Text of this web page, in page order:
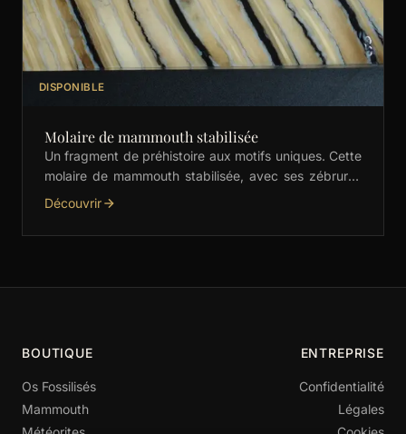
DISPONIBLE
Molaire de mammouth stabilisée
Un fragment de préhistoire aux motifs uniques. Cette
molaire de mammouth stabilisée, avec ses zébrures
crème et noires, est idéale pour les manches de …
Découvrir
BOUTIQUE
Os Fossilisés
Mammouth
ENTREPRISE
Confidentialité
Légales